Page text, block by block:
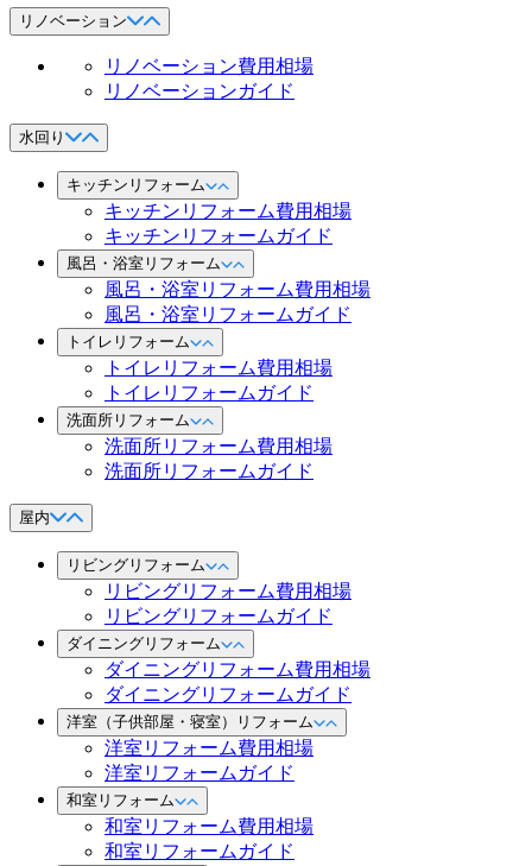
リノベーション
リノベーション費用相場
リノベーションガイド
水回り
キッチンリフォーム
キッチンリフォーム費用相場
キッチンリフォームガイド
風呂・浴室リフォーム
風呂・浴室リフォーム費用相場
風呂・浴室リフォームガイド
トイレリフォーム
トイレリフォーム費用相場
トイレリフォームガイド
洗面所リフォーム
洗面所リフォーム費用相場
洗面所リフォームガイド
屋内
リビングリフォーム
リビングリフォーム費用相場
リビングリフォームガイド
ダイニングリフォーム
ダイニングリフォーム費用相場
ダイニングリフォームガイド
洋室（子供部屋・寝室）リフォーム
洋室リフォーム費用相場
洋室リフォームガイド
和室リフォーム
和室リフォーム費用相場
和室リフォームガイド